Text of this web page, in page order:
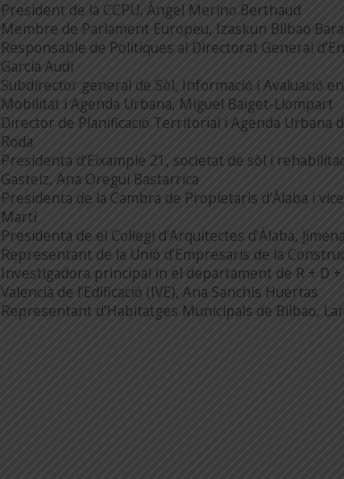
President de la CCPU, Àngel Merino Berthaud
Membre de Parlament Europeu, Izaskun Bilbao
Responsable de Polítiques al Directorat General
García Audi
Subdirector general de Sòl, Informació i Avaluació
Mobilitat i Agenda Urbana, Miguel Baiget-Llompart
Director de Planificació Territorial i Agenda Urbana
Roda
Presidenta d’Eixample 21, societat de sòl i
Gasteiz, Ana Oregui Bastarrica
Presidenta de la Cambra de Propietaris d’Àlaba i
Martí
Presidenta de el Col·legi d’Arquitectes d’Àlaba,
Representant de la Unió d’Empresaris de la
Investigadora principal in el departament de R + D
Valencià de l’Edificació (IVE), Ana Sanchís Huertas
Representant d’Habitatges Municipals de Bilbao,